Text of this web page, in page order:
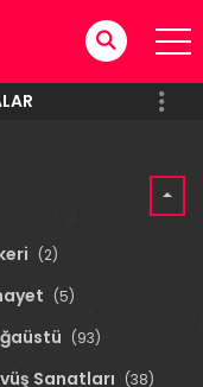
(2)
(5)
(93)
Sanatları (38)